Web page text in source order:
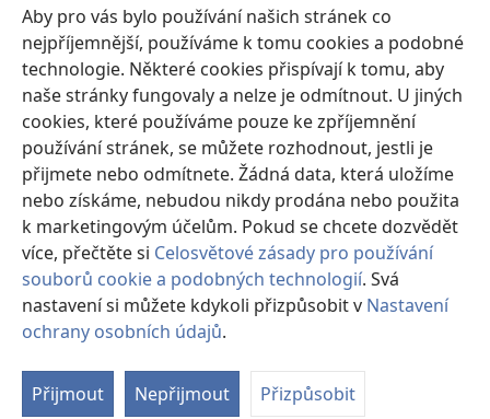
Aby pro vás bylo používání našich stránek co
nejpříjemnější, používáme k tomu cookies a podobné
technologie. Některé cookies přispívají k tomu, aby
naše stránky fungovaly a nelze je odmítnout. U jiných
cookies, které používáme pouze ke zpříjemnění
používání stránek, se můžete rozhodnout, jestli je
přijmete nebo odmítnete. Žádná data, která uložíme
nebo získáme, nebudou nikdy prodána nebo použita
k marketingovým účelům. Pokud se chcete dozvědět
více, přečtěte si Celosvětové zásady pro používání
souborů cookie a podobných technologií. Svá
nastavení si můžete kdykoli přizpůsobit v Nastavení
ochrany osobních údajů.
Přijmout Nepřijmout Přizpůsobit
nové
okno) ONLINE KNIHOVNA Strážné věže
(otevřeno
nové
okno)JW Hub®
(otevřeno
nové
okno)JW Library
Watchtower Library
Copyright© 2026 Watch Tower Bible and Tract Society of Pennsylvania.
PODMÍNKY POUŽITÍ| OCHRANA SOUKROMÍ
SOUKROMÍ